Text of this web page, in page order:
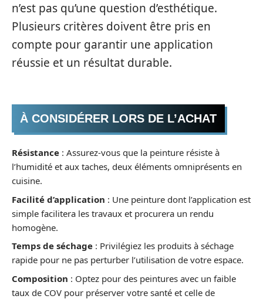
n’est pas qu’une question d’esthétique.
Plusieurs critères doivent être pris en
compte pour garantir une application
réussie et un résultat durable.
À CONSIDÉRER LORS DE L’ACHAT
Résistance : Assurez-vous que la peinture résiste à
l’humidité et aux taches, deux éléments omniprésents en
cuisine.
Facilité d’application : Une peinture dont l’application est
simple facilitera les travaux et procurera un rendu
homogène.
Temps de séchage : Privilégiez les produits à séchage
rapide pour ne pas perturber l’utilisation de votre espace.
Composition : Optez pour des peintures avec un faible
taux de COV pour préserver votre santé et celle de